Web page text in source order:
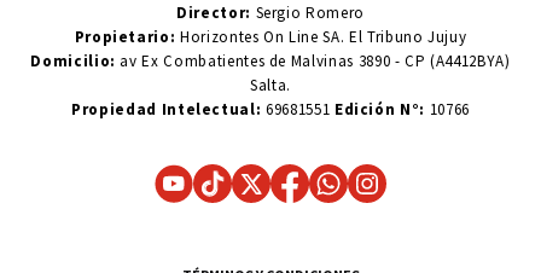
Director: Sergio Romero
Propietario:Horizontes On Line SA. El Tribuno Jujuy
Domicilio: av Ex Combatientes de Malvinas 3890 - CP (A4412BYA)
Salta.
Propiedad Intelectual: 69681551 Edición N°: 10766